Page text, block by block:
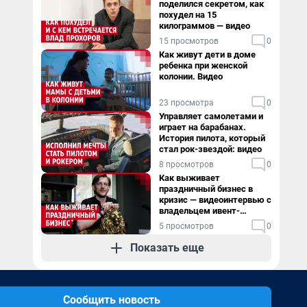
поделился секретом, как
похудел на 15
килограммов — видео
15 просмотров 0
Как живут дети в доме
ребенка при женской
колонии. Видео
23 просмотра 0
Управляет самолетами и
играет на барабанах.
История пилота, который
стал рок-звездой: видео
8 просмотров 0
Как выживает
праздничный бизнес в
кризис — видеоинтервью с
владельцем ивент-
агентства
5 просмотров 0
Показать еще
Сообщить новость